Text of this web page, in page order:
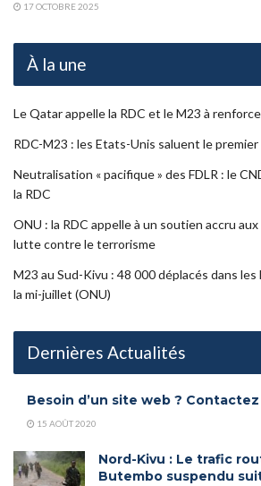
17 OCTOBRE 2025
À la une
Le Qatar appelle la RDC et le M23 à
RDC-M23 : les Etats-Unis saluent le
Neutralisation « pacifique » des FDLR : le
la RDC
ONU : la RDC appelle à un soutien accru
lutte contre le terrorisme
M23 au Sud-Kivu : 48 000 déplacés dans
la mi-juillet (ONU)
Dernières Actualités
Besoin d’un site web ?
15 AOÛT 2020
Nord-Kivu : Le trafic
Butembo suspendu